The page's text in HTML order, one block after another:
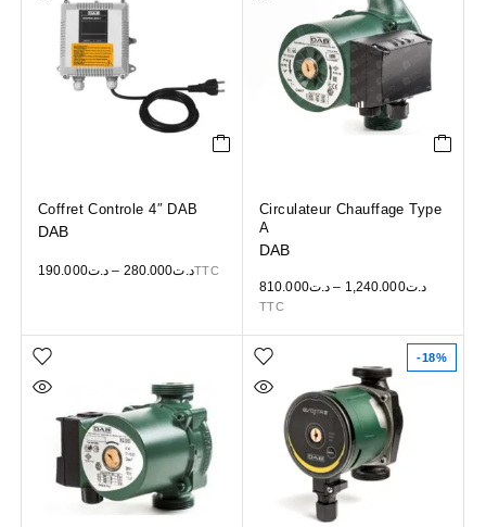
Coffret Controle 4″ DAB
DAB
د.ت190.000 – د.ت280.000 TTC
Circulateur Chauffage Type
A
DAB
د.ت810.000 – د.ت1,240.000
TTC
-18%